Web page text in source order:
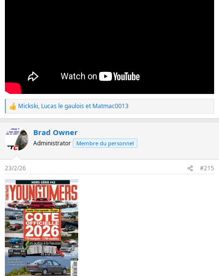
L
e
r
a
i
o
n
s
:
Mickski, Lucas le gaulois et Matmac0013
Brad Owner
Administrator Membre du personnel
23/2/26 #215